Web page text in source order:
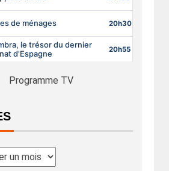
Programme TV